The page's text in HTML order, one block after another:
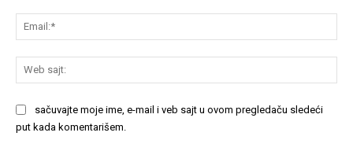
sačuvajte moje ime, e-mail i veb sajt u ovom pregledaču sledeći
put kada komentarišem.